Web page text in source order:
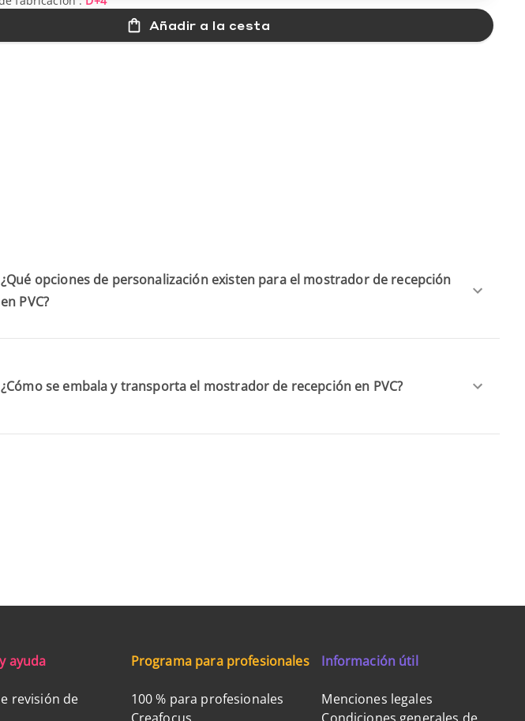
Añadir a la cesta
¿Qué opciones de personalización existen para el mostrador de recepción
en PVC?
¿Cómo se embala y transporta el mostrador de recepción en PVC?
ayuda
revisión de
Programa para profesionales
100 % para profesionales
Información útil
Menciones legales